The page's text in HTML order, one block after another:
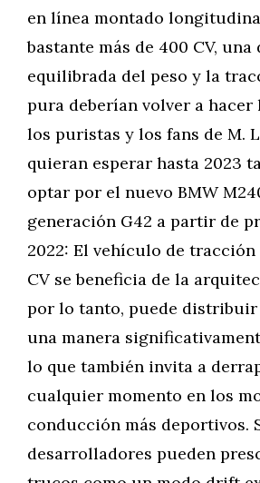
en línea montado
bastante más de 400 CV,
equilibrada del peso y la
pura deberían volver a hacer
los puristas y los fans de M.
quieran esperar hasta 2023
optar por el nuevo BMW
generación G42 a partir de
2022: El vehículo de
CV se beneficia de la
por lo tanto, puede distribuir
una manera
lo que también invita a
cualquier momento en los
conducción más deportivos.
desarrolladores pueden